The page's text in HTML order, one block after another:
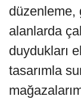
düzenleme,
alanlarda
duydukları
tasarımla